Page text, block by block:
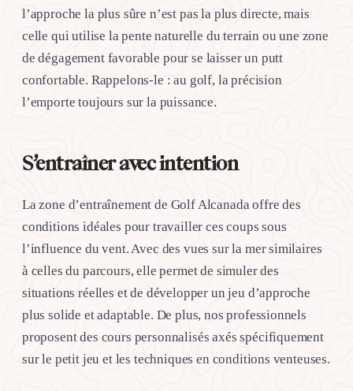
l’approche la plus sûre n’est pas la plus directe, mais
celle qui utilise la pente naturelle du terrain ou une zone
de dégagement favorable pour se laisser un putt
confortable. Rappelons-le : au golf, la précision
l’emporte toujours sur la puissance.
S’entraîner avec intention
La zone d’entraînement de Golf Alcanada offre des
conditions idéales pour travailler ces coups sous
l’influence du vent. Avec des vues sur la mer similaires
à celles du parcours, elle permet de simuler des
situations réelles et de développer un jeu d’approche
plus solide et adaptable. De plus, nos professionnels
proposent des cours personnalisés axés spécifiquement
sur le petit jeu et les techniques en conditions venteuses.